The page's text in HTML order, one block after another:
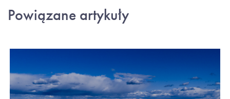
Powiązane artykuły